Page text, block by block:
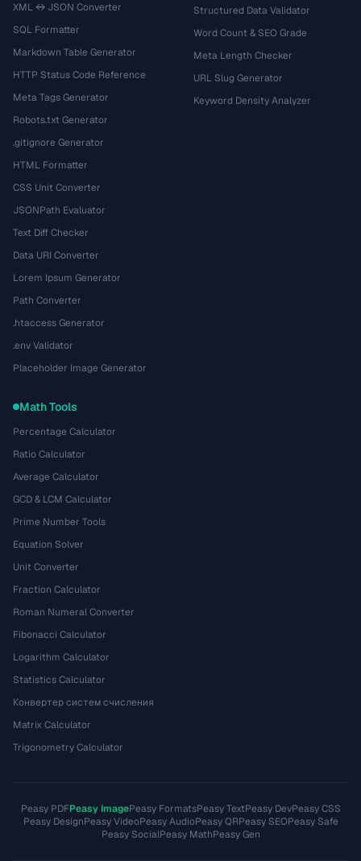
XML ↔ JSON Converter
SQL Formatter
Markdown Table Generator
HTTP Status Code Reference
Meta Tags Generator
Robots.txt Generator
.gitignore Generator
HTML Formatter
CSS Unit Converter
JSONPath Evaluator
Text Diff Checker
Data URI Converter
Lorem Ipsum Generator
Path Converter
.htaccess Generator
.env Validator
Placeholder Image Generator
Structured Data Validator
Word Count & SEO Grade
Meta Length Checker
URL Slug Generator
Keyword Density Analyzer
Math Tools
Percentage Calculator
Ratio Calculator
Average Calculator
GCD & LCM Calculator
Prime Number Tools
Equation Solver
Unit Converter
Fraction Calculator
Roman Numeral Converter
Fibonacci Calculator
Logarithm Calculator
Statistics Calculator
Конвертер систем счисления
Matrix Calculator
Trigonometry Calculator
Peasy PDFPeasy ImagePeasy FormatsPeasy TextPeasy DevPeasy CSS
Peasy DesignPeasy VideoPeasy AudioPeasy QRPeasy SEOPeasy Safe
Peasy SocialPeasy MathPeasy Gen